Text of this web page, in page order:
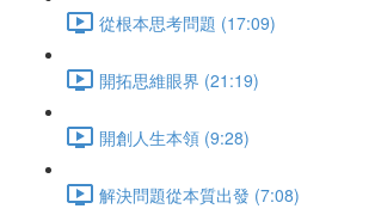
從根本思考問題 (17:09)
開拓思維眼界 (21:19)
開創人生本領 (9:28)
解決問題從本質出發 (7:08)